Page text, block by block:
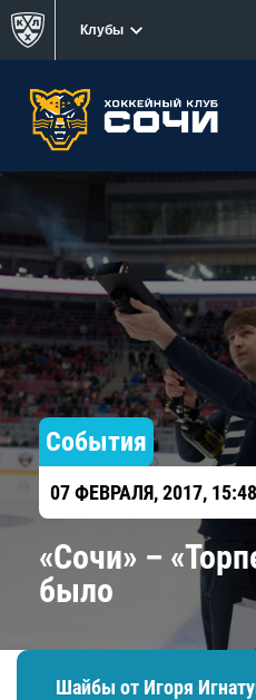
Клубы
События
07 ФЕВРАЛЯ, 2017, 15:48
«Сочи» –
было
Шайбы от Игоря